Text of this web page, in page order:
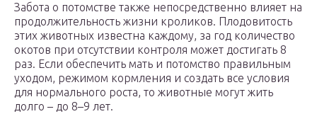
Забота о потомстве также непосредственно влияет на
продолжительность жизни кроликов. Плодовитость
этих животных известна каждому, за год количество
окотов при отсутствии контроля может достигать 8
раз. Если обеспечить мать и потомство правильным
уходом, режимом кормления и создать все условия
для нормального роста, то животные могут жить
долго – до 8–9 лет.